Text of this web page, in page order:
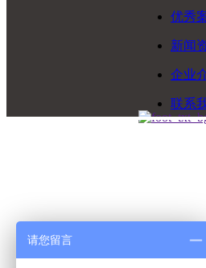
优秀
新闻
企业
联系
请您留言